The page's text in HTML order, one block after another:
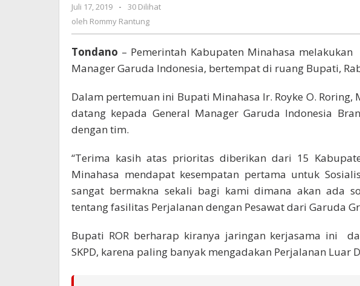
Juli 17, 2019
oleh
Rommy
Rantung
-
30 Dilihat
oleh Rommy Rantung
Tondano – Pemerintah Kabupaten Minahasa
Manager Garuda Indonesia, bertempat di ruang Bupati,
Dalam pertemuan ini Bupati Minahasa Ir. Royke O. Roring,
datang kepada General Manager Garuda Indonesia
dengan tim.
“Terima kasih atas prioritas diberikan dari 15
Minahasa mendapat kesempatan pertama untuk
sangat bermakna sekali bagi kami dimana akan ada
tentang fasilitas Perjalanan dengan Pesawat dari Garuda
Bupati ROR berharap kiranya jaringan kerjasama ini
SKPD, karena paling banyak mengadakan Perjalanan Luar